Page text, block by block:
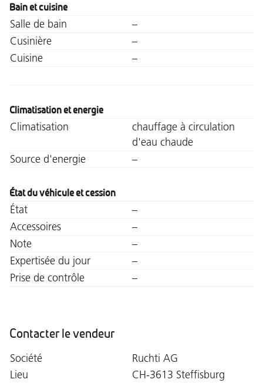
Bain et cuisine
Salle de bain
–
Cusinière
–
Cuisine
–
Climatisation et energie
Climatisation
chauffage à circulation
d'eau chaude
Source d'energie
–
État du véhicule et cession
État
–
Accessoires
–
Note
–
Expertisée du jour
–
Prise de contrôle
–
Contacter le vendeur
Société
Ruchti AG
Lieu
CH-3613 Steffisburg